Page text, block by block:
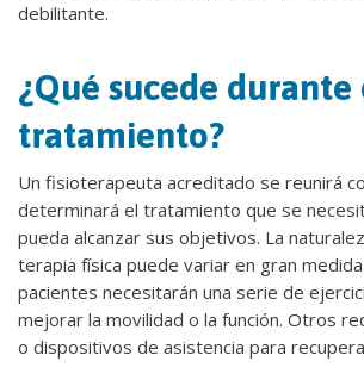
debilitante.
¿Qué sucede durante
tratamiento?
Un fisioterapeuta acreditado se reunirá
determinará el tratamiento que se
pueda alcanzar sus objetivos. La
terapia física puede variar en gran
pacientes necesitarán una serie de
mejorar la movilidad o la función. Otros
o dispositivos de asistencia para